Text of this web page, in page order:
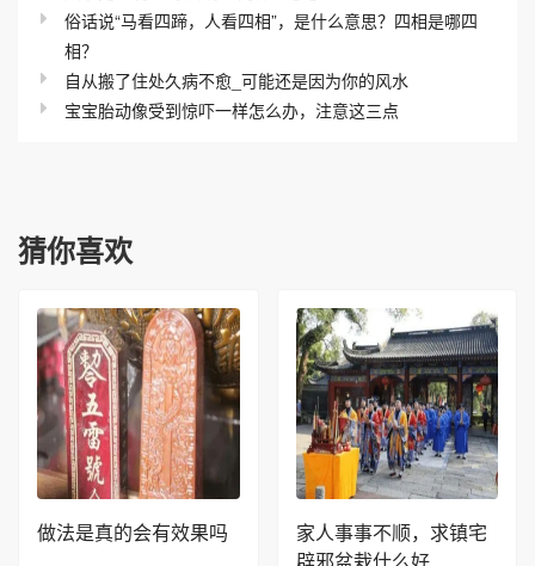
俗话说“马看四蹄，人看四相”，是什么意思？四相是哪四
相？
自从搬了住处久病不愈_可能还是因为你的风水
宝宝胎动像受到惊吓一样怎么办，注意这三点
猜你喜欢
做法是真的会有效果吗
家人事事不顺，求镇宅